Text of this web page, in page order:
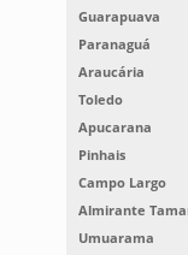
Guarapuava
Paranaguá
Araucária
Toledo
Apucarana
Pinhais
Campo Largo
Almirante
Umuarama